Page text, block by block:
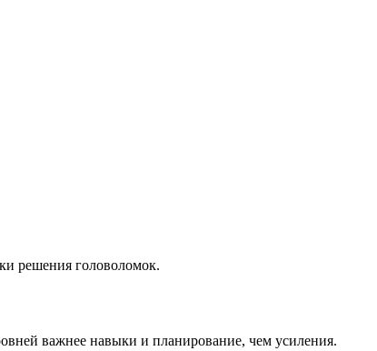
решения головоломок.
важнее навыки и планирование, чем усиления.